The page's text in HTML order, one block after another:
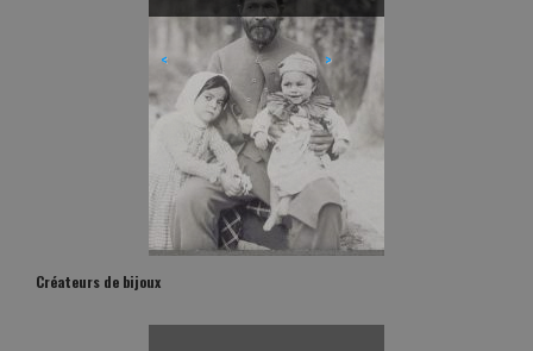
< >
Créateurs de bijoux